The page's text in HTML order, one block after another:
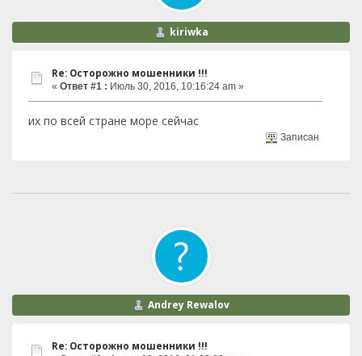
kiriwka
Re: Осторожно мошенники !!!
« Ответ #1 : Июль 30, 2016, 10:16:24 am »
их по всей стране море сейчас
Записан
Andrey Rewalov
Re: Осторожно мошенники !!!